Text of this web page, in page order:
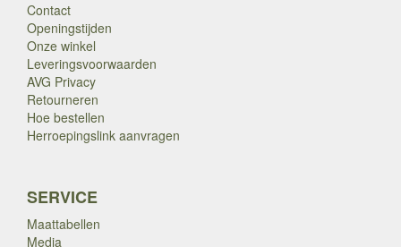
Contact
Openingstijden
Onze winkel
Leveringsvoorwaarden
AVG Privacy
Retourneren
Hoe bestellen
Herroepingslink aanvragen
SERVICE
Maattabellen
Media